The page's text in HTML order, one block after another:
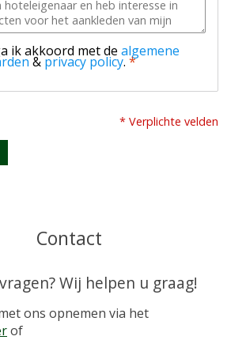
ik akkoord met de algemene
& privacy policy. *
* Verplichte velden
Contact
Wij helpen u graag!
ons opnemen via het
of